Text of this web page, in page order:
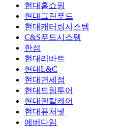
현대홈쇼핑
현대그린푸드
현대캐터링시스템
C&S푸드시스템
한섬
현대리바트
현대L&C
현대면세점
현대드림투어
현대렌탈케어
현대퓨처넷
에버다임